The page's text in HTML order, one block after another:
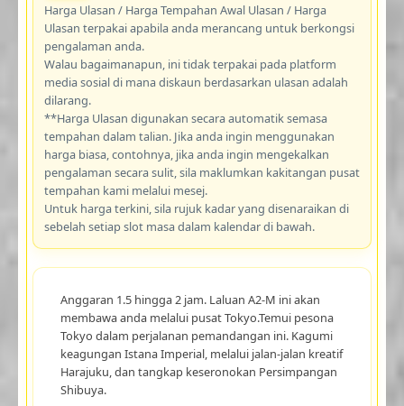
Harga Ulasan / Harga Tempahan Awal Ulasan / Harga
Ulasan terpakai apabila anda merancang untuk berkongsi
pengalaman anda.
Walau bagaimanapun, ini tidak terpakai pada platform
media sosial di mana diskaun berdasarkan ulasan adalah
dilarang.
**Harga Ulasan digunakan secara automatik semasa
tempahan dalam talian. Jika anda ingin menggunakan
harga biasa, contohnya, jika anda ingin mengekalkan
pengalaman secara sulit, sila maklumkan kakitangan pusat
tempahan kami melalui mesej.
Untuk harga terkini, sila rujuk kadar yang disenaraikan di
sebelah setiap slot masa dalam kalendar di bawah.
Anggaran 1.5 hingga 2 jam. Laluan A2-M ini akan
membawa anda melalui pusat Tokyo.Temui pesona
Tokyo dalam perjalanan pemandangan ini. Kagumi
keagungan Istana Imperial, melalui jalan-jalan kreatif
Harajuku, dan tangkap keseronokan Persimpangan
Shibuya.